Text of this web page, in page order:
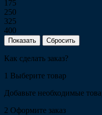
175
250
325
400
Сбросить
Как сделать заказ?
1 Выберите товар
Добавьте необходимые
2 Оформите заказ